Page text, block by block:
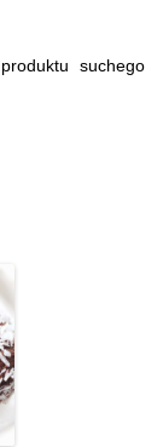
suchego